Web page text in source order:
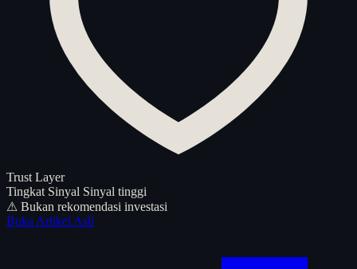
Trust Layer
Tingkat Sinyal Sinyal tinggi
⚠ Bukan rekomendasi investasi
Buka Artikel Asli